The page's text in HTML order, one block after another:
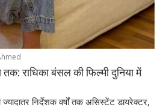
तक: राधिका बंसल की फिल्मी दुनिया में
निर्देशक वर्षों तक असिस्टेंट डायरेक्टर,